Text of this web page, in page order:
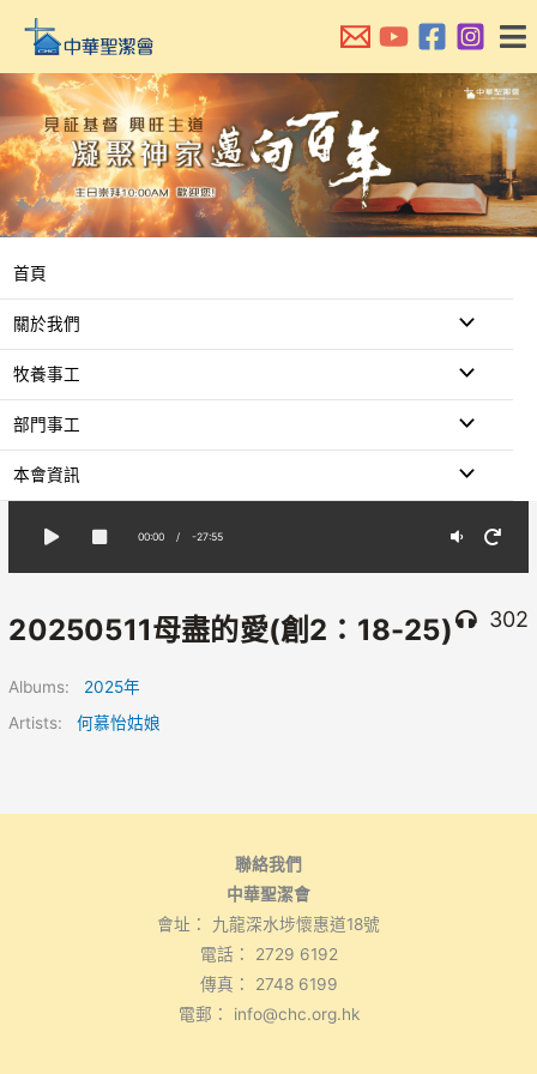
主
內
容
首頁
關於我們
牧養事工
部門事工
本會資訊
00:00 / -27:55
20250511母盡的愛(創2：18-25) 302
Albums: 2025年
Artists:何慕怡姑娘
聯絡我們
中華聖潔會
會址： 九龍深水埗懷惠道18號
電話： 2729 6192
傳真： 2748 6199
電郵： info@chc.org.hk